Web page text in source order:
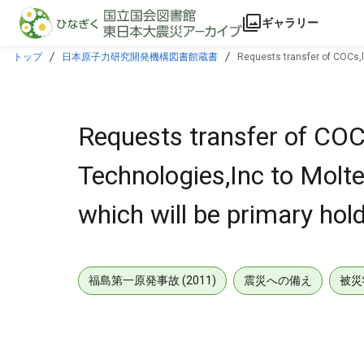
本文に飛ぶ
ギャラリー
トップ 日本原子力研究開発機構図書館蔵書 Requests transfer of
Requests transfer of
Technologies,Inc to
which will be primary
福島第一原発事故 (2011) 震災への備え 被災